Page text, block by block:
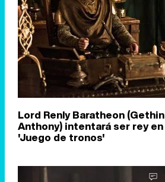
Lord Renly Baratheon (Gethin
Anthony) intentará ser rey en
'Juego de tronos'